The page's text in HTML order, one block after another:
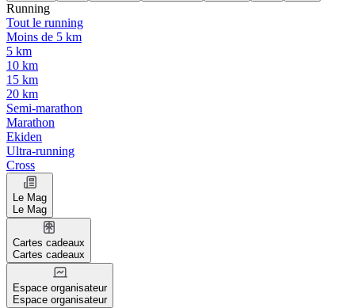
Running
Tout le running
Moins de 5 km
5 km
10 km
15 km
20 km
Semi-marathon
Marathon
Ekiden
Ultra-running
Cross
Le Mag
Le Mag
Cartes cadeaux
Cartes cadeaux
Espace organisateur
Espace organisateur